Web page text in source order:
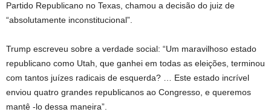
Partido Republicano no Texas, chamou a decisão do juiz de
“absolutamente inconstitucional”.
Trump escreveu sobre a verdade social: “Um maravilhoso estado
republicano como Utah, que ganhei em todas as eleições, terminou
com tantos juízes radicais de esquerda? … Este estado incrível
enviou quatro grandes republicanos ao Congresso, e queremos
mantê -lo dessa maneira”.